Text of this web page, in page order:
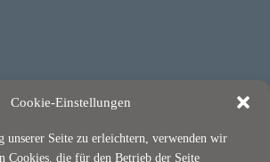
Cookie-Einstellungen
unserer Seite zu erleichtern, verwenden wir
Cookies, die für den Betrieb der Seite